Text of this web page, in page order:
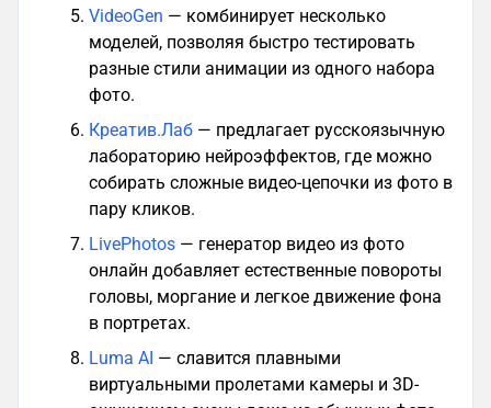
VideoGen — комбинирует несколько
моделей, позволяя быстро тестировать
разные стили анимации из одного набора
фото.
Креатив.Лаб — предлагает русскоязычную
лабораторию нейроэффектов, где можно
собирать сложные видео-цепочки из фото в
пару кликов.
LivePhotos — генератор видео из фото
онлайн добавляет естественные повороты
головы, моргание и легкое движение фона
в портретах.
Luma AI — славится плавными
виртуальными пролетами камеры и 3D-